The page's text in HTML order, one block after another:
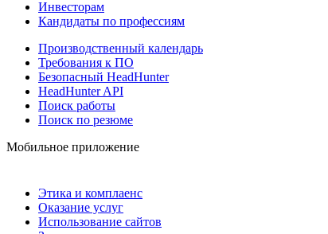
Инвесторам
Кандидаты по профессиям
Производственный календарь
Требования к ПО
Безопасный HeadHunter
HeadHunter API
Поиск работы
Поиск по резюме
Мобильное приложение
Этика и комплаенс
Оказание услуг
Использование сайтов